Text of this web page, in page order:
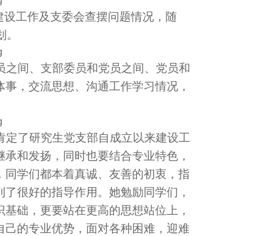
工作及支委会查摆问题情况，随
间、支部委员和党员之间、党员和
，交流思想、沟通工作学习情况，
了研究生党支部自成立以来建设工
和发扬，同时也要结合专业特色，
学们都本着真诚、友善的初衷，指
很好的指导作用。她勉励同学们，
础，更要站在更高的思想站位上，
的专业优势，面对各种困难，迎难